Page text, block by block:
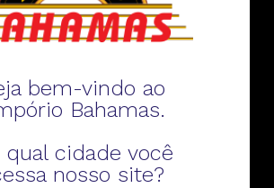
conosco
Telefone
bem-vindo ao
Bahamas.
qual cidade você
nosso site?